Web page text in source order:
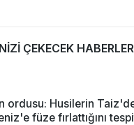
ÇEKECEK HABERLER
ordusu: Husilerin
füze fırlattığını